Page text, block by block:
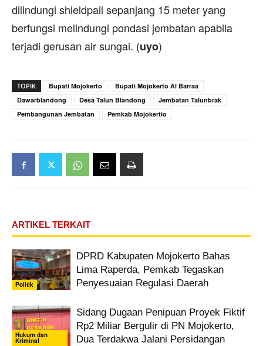
dilindungi shieldpail sepanjang 15 meter yang
berfungsi melindungi pondasi jembatan apabila
terjadi gerusan air sungai. (uyo)
TOPIK Bupati Mojokerto
Bupati Mojokerto Al Barraa
Dawarblandong
Desa Talun Blandong
Jembatan Talunbrak
Pembangunan Jembatan
Pemkab Mojokertio
ARTIKEL TERKAIT
Politik
DPRD Kabupaten Mojokerto Bahas
Lima Raperda, Pemkab Tegaskan
Penyesuaian Regulasi Daerah
Hukum dan
Kriminal
Sidang Dugaan Penipuan Proyek Fiktif
Rp2 Miliar Bergulir di PN Mojokerto,
Dua Terdakwa Jalani Persidangan